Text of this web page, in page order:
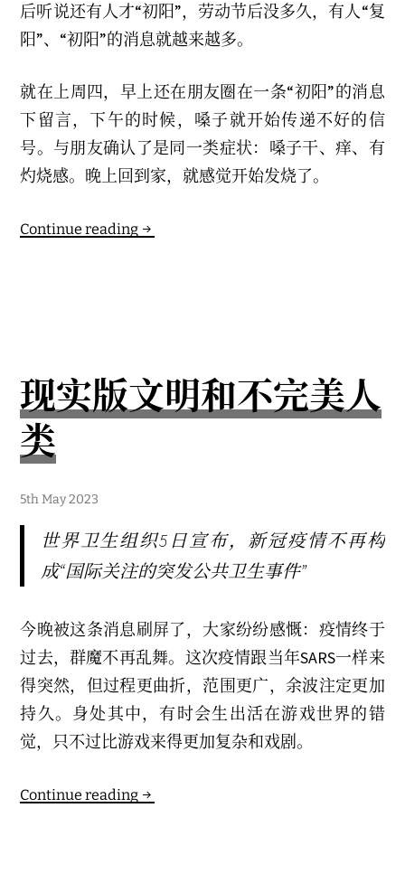
后听说还有人才“初阳”，劳动节后没多久，有人“复
阳”、“初阳”的消息就越来越多。
就在上周四，早上还在朋友圈在一条“初阳”的消息
下留言，下午的时候，嗓子就开始传递不好的信
号。与朋友确认了是同一类症状：嗓子干、痒、有
灼烧感。晚上回到家，就感觉开始发烧了。
Continue reading神
现实版文明和不完美人
类
6
h
2
3
5th May 2023
世界卫生组织5日宣布，新冠疫情不再构
成“国际关注的突发公共卫生事件”
今晚被这条消息刷屏了，大家纷纷感慨：疫情终于
过去，群魔不再乱舞。这次疫情跟当年SARS一样来
得突然，但过程更曲折，范围更广，余波注定更加
持久。身处其中，有时会生出活在游戏世界的错
觉，只不过比游戏来得更加复杂和戏剧。
Continue reading现